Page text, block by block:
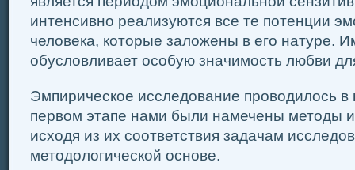
интенсивно реализуются все те потенции
человека, которые заложены в его натуре.
обусловливает особую значимость любви
Эмпирическое исследование проводилось в
первом этапе нами были намечены методы
исходя из их соответствия задачам
методологической основе.